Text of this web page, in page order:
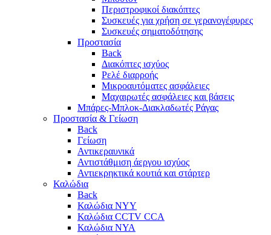
Περιστροφικοί διακόπτες
Συσκευές για χρήση σε γερανογέφυρες
Συσκευές σηματοδότησης
Προστασία
Back
Διακόπτες ισχύος
Ρελέ διαρροής
Μικροαυτόματες ασφάλειες
Μαχαιρωτές ασφάλειες και βάσεις
Μπάρες-Μπλοκ-Διακλαδωτές Ράγας
Προστασία & Γείωση
Back
Γείωση
Αντικεραυνικά
Αντιστάθμιση άεργου ισχύος
Αντιεκρηκτικά κουτιά και στάρτερ
Καλώδια
Back
Καλώδια NYY
Καλώδια CCTV CCA
Καλώδια NYA